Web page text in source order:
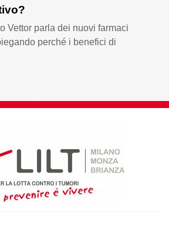
Vettor parla dei nuovi farmaci
perché i benefici di